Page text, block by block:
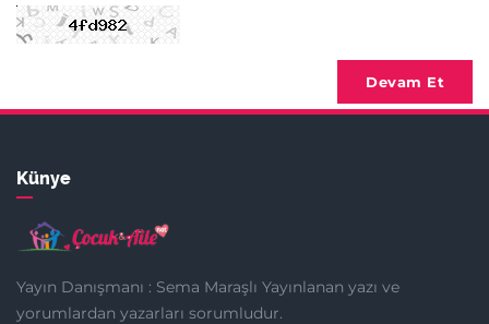
Devam Et
Künye
Yayın Danışmanı : Sema Maraşlı Yayınlanan yazı ve
yorumlardan yazarları sorumludur.